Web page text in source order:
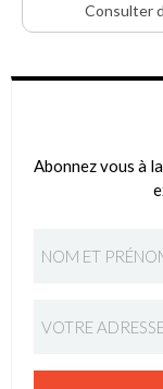
Consulter
Abonnez vous à